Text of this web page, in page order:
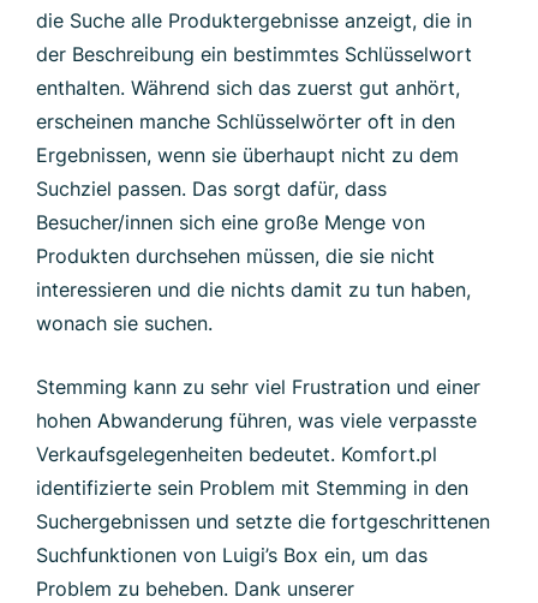
die Suche alle Produktergebnisse anzeigt, die in
der Beschreibung ein bestimmtes Schlüsselwort
enthalten. Während sich das zuerst gut anhört,
erscheinen manche Schlüsselwörter oft in den
Ergebnissen, wenn sie überhaupt nicht zu dem
Suchziel passen. Das sorgt dafür, dass
Besucher/innen sich eine große Menge von
Produkten durchsehen müssen, die sie nicht
interessieren und die nichts damit zu tun haben,
wonach sie suchen.
Stemming kann zu sehr viel Frustration und einer
hohen Abwanderung führen, was viele verpasste
Verkaufsgelegenheiten bedeutet. Komfort.pl
identifizierte sein Problem mit Stemming in den
Suchergebnissen und setzte die fortgeschrittenen
Suchfunktionen von Luigi’s Box ein, um das
Problem zu beheben. Dank unserer